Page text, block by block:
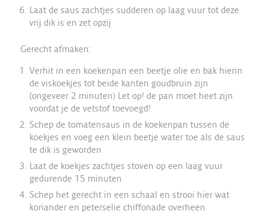
Laat de saus zachtjes sudderen op laag vuur tot deze
vrij dik is en zet opzij
Gerecht afmaken:
Verhit in een koekenpan een beetje olie en bak hierin
de viskoekjes tot beide kanten goudbruin zijn
(ongeveer 2 minuten) Let op! de pan moet heet zijn
voordat je de vetstof toevoegd!
Schep de tomatensaus in de koekenpan tussen de
koekjes en voeg een klein beetje water toe als de saus
te dik is geworden
Laat de koekjes zachtjes stoven op een laag vuur
gedurende 15 minuten
Schep het gerecht in een schaal en strooi hier wat
koriander en peterselie chiffonade overheen